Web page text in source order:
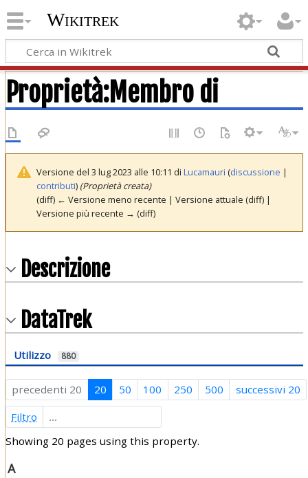
Wikitrek
Proprietà:Membro di
Versione del 3 lug 2023 alle 10:11 di Lucamauri (discussione |
contributi) (Proprietà creata)
(diff) ← Versione meno recente | Versione attuale (diff) |
Versione più recente → (diff)
Descrizione
DataTrek
Utilizzo 880
precedenti 20 20 50 100 250 500
successivi 20
Filtro
Showing 20 pages using this property.
A